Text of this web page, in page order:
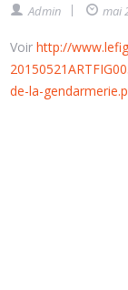
Admin mai
Voirhttp://
de-la-